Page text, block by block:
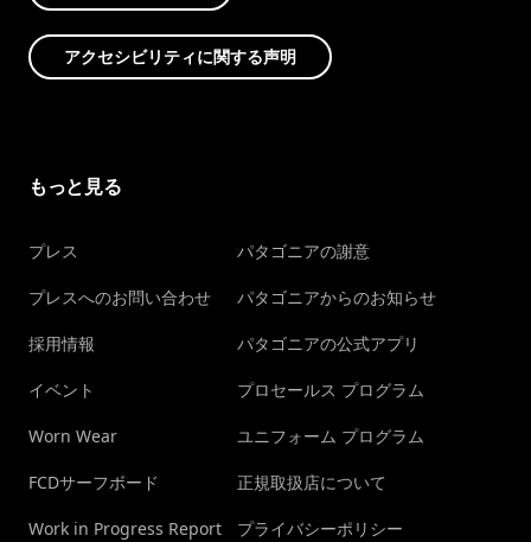
アクセシビリティに関する声明
もっと見る
プレス
プレスへのお問い合わせ
採用情報
イベント
Worn Wear
FCDサーフボード
Work in Progress Report
パタゴニアの謝意
パタゴニアからのお知らせ
パタゴニアの公式アプリ
プロセールス プログラム
ユニフォーム プログラム
正規取扱店について
プライバシーポリシー